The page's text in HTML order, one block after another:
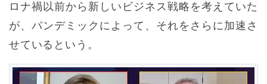
ロナ禍以前から新しいビジネス戦略を考えていた
が、パンデミックによって、それをさらに加速さ
せているという。